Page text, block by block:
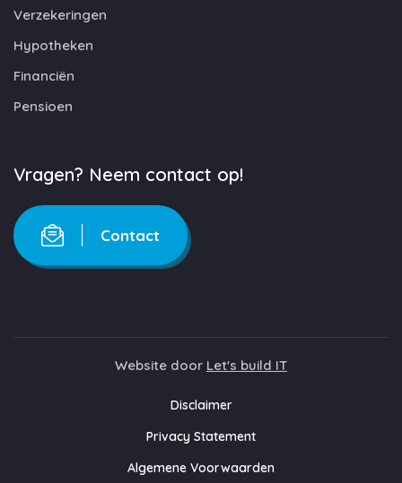
Verzekeringen
Hypotheken
Financiën
Pensioen
Vragen? Neem contact op!
Contact
Website door Let's build IT
Disclaimer
Privacy Statement
Algemene Voorwaarden